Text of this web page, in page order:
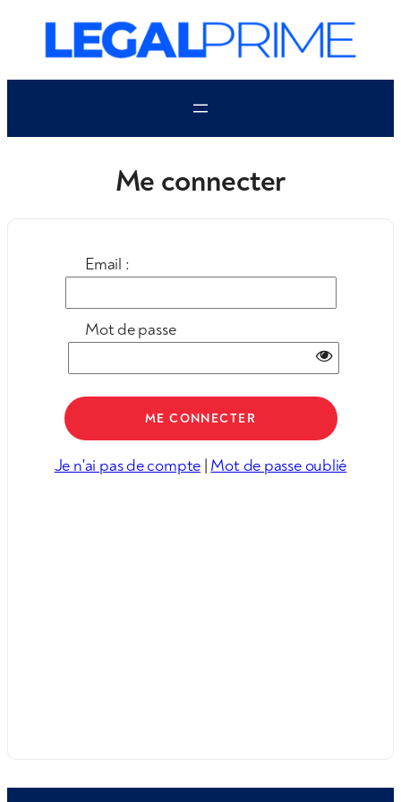
contenu
Me connecter
Email :
Mot de passe
Je n'ai pas de compte | Mot de passe oublié